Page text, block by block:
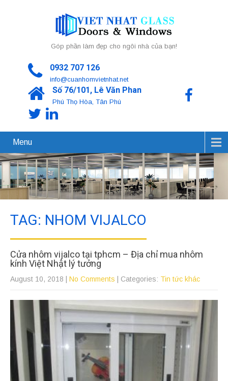
Góp phần làm đẹp cho ngôi nhà của bạn!
0932 707 126
info@cuanhomvietnhat.net
Số 76/101, Lê Văn Phan
Phú Thọ Hòa, Tân Phú
Menu
TAG: NHOM VIJALCO
Cửa nhôm vijalco tại tphcm – Địa chỉ mua nhôm
kính Việt Nhật lý tưởng
August 10, 2018 | No Comments | Categories: Tin tức khác